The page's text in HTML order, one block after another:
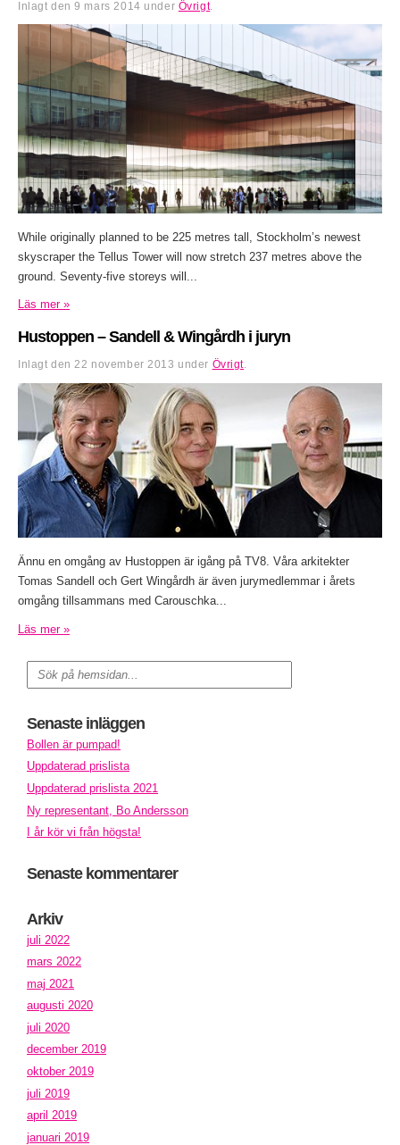
Inlagt den9 mars 2014 under Övrigt.
While originally planned to be 225 metres tall, Stockholm’s newest
skyscraper the Tellus Tower will now stretch 237 metres above the
ground. Seventy-five storeys will...
Läs mer »
Hustoppen – Sandell & Wingårdh i juryn
Inlagt den22 november 2013 under Övrigt.
Ännu en omgång av Hustoppen är igång på TV8. Våra arkitekter
Tomas Sandell och Gert Wingårdh är även jurymedlemmar i årets
omgång tillsammans med Carouschka...
Läs mer »
Senaste inläggen
Bollen är pumpad!
Uppdaterad prislista
Uppdaterad prislista 2021
Ny representant, Bo Andersson
I år kör vi från högsta!
Senaste kommentarer
Arkiv
juli 2022
mars 2022
maj 2021
augusti 2020
juli 2020
december 2019
oktober 2019
juli 2019
april 2019
januari 2019